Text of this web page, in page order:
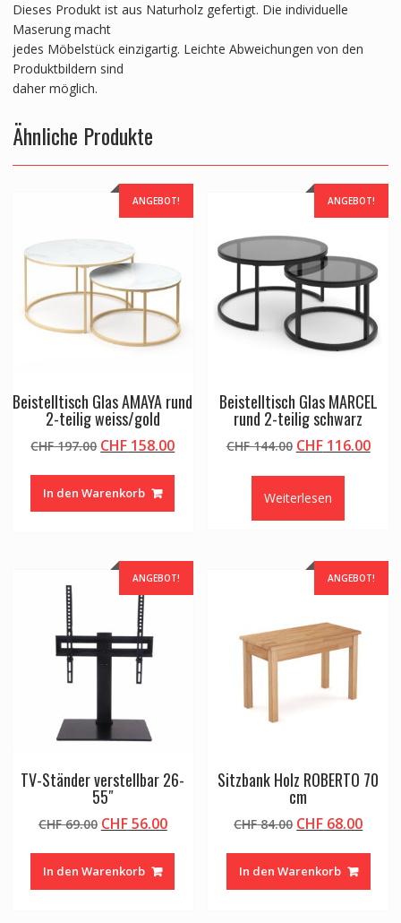
Dieses Produkt ist aus Naturholz gefertigt. Die individuelle
Maserung macht
jedes Möbelstück einzigartig. Leichte Abweichungen von den
Produktbildern sind
daher möglich.
Ähnliche Produkte
ANGEBOT!
Beistelltisch Glas AMAYA rund
2-teilig weiss/gold
CHF197.00 Ursprünglicher
war:
CHF 197.00
CHF 158.00Aktueller
In den Warenkorb
ANGEBOT!
Beistelltisch Glas MARCEL
rund 2-teilig schwarz
CHF144.00 Ursprünglicher
CHF 144.00
CHF116.00
Weiterlesen
ANGEBOT!
TV-Ständer verstellbar 26-
55″
CHF69.00 Ursprünglicher
war:
CHF 69.00
CHF56.00Aktueller
In den Warenkorb
ANGEBOT!
Sitzbank Holz ROBERTO 70
cm
CHF84.00 Ursprünglicher
war:
CHF 84.00
CHF 68.00
In den Warenkorb